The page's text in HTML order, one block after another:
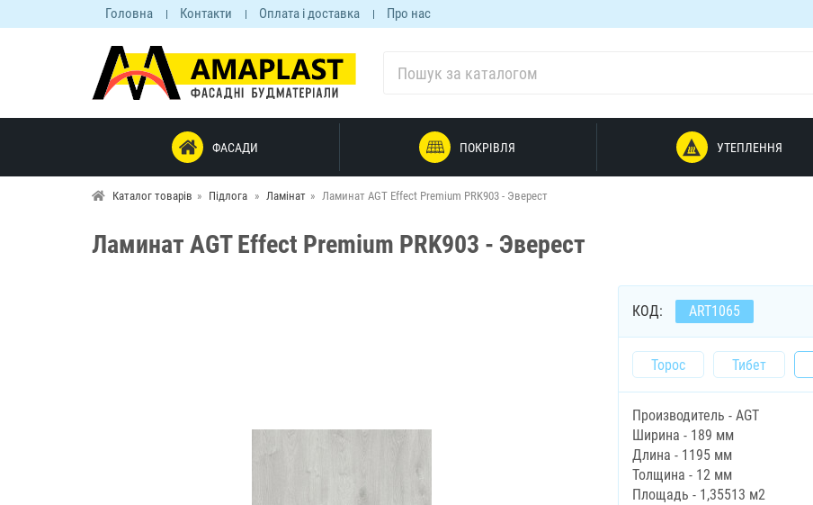
Головна Контакти Оплата і доставка Про нас
ФАСАДИ ПОКРІВЛЯ УТЕПЛЕННЯ
Каталог товарів Підлога Ламінат Ламинат AGT Effect Premium PRK903 - Эверест
Ламинат AGT Effect Premium PRK903 - Эверест
КОД: ART1065
Торос Тибет
Производитель - AGT
Ширина - 189 мм
Длина - 1195 мм
Толщина - 12 мм
Площадь - 1,35513 м2